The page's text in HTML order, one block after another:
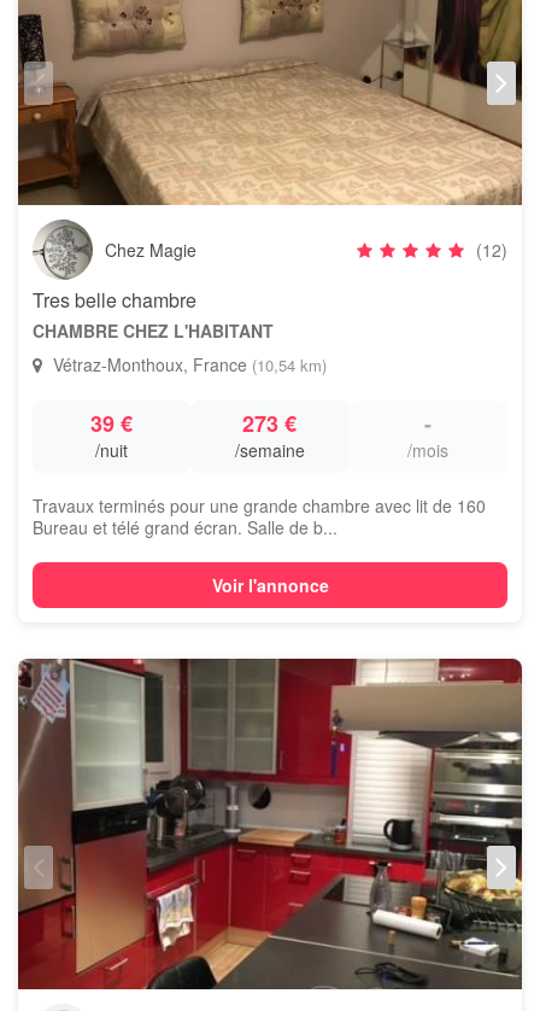
Chez Magie (12)
Tres belle chambre
CHAMBRE CHEZ L'HABITANT
Vétraz-Monthoux, France (10,54 km)
39 €
/nuit
273 €
/semaine
-
/mois
Travaux terminés pour une grande chambre avec lit de 160
Bureau et télé grand écran. Salle de b...
Voir l'annonce